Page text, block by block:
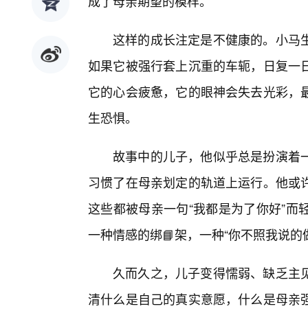
这样的成长注定是不健康的。小马
如果它被强行套上沉重的车轭，日复
它的心会疲惫，它的眼神会失去光彩
生恐惧。
故事中的儿子，他似乎总是扮演着
习惯了在母亲划定的轨道上运行。他
这些都被母亲一句“我都是为了你好”
一种情感的绑📘架，一种“你不照我说
久而久之，儿子变得懦弱、缺乏主
清什么是自己的真实意愿，什么是母